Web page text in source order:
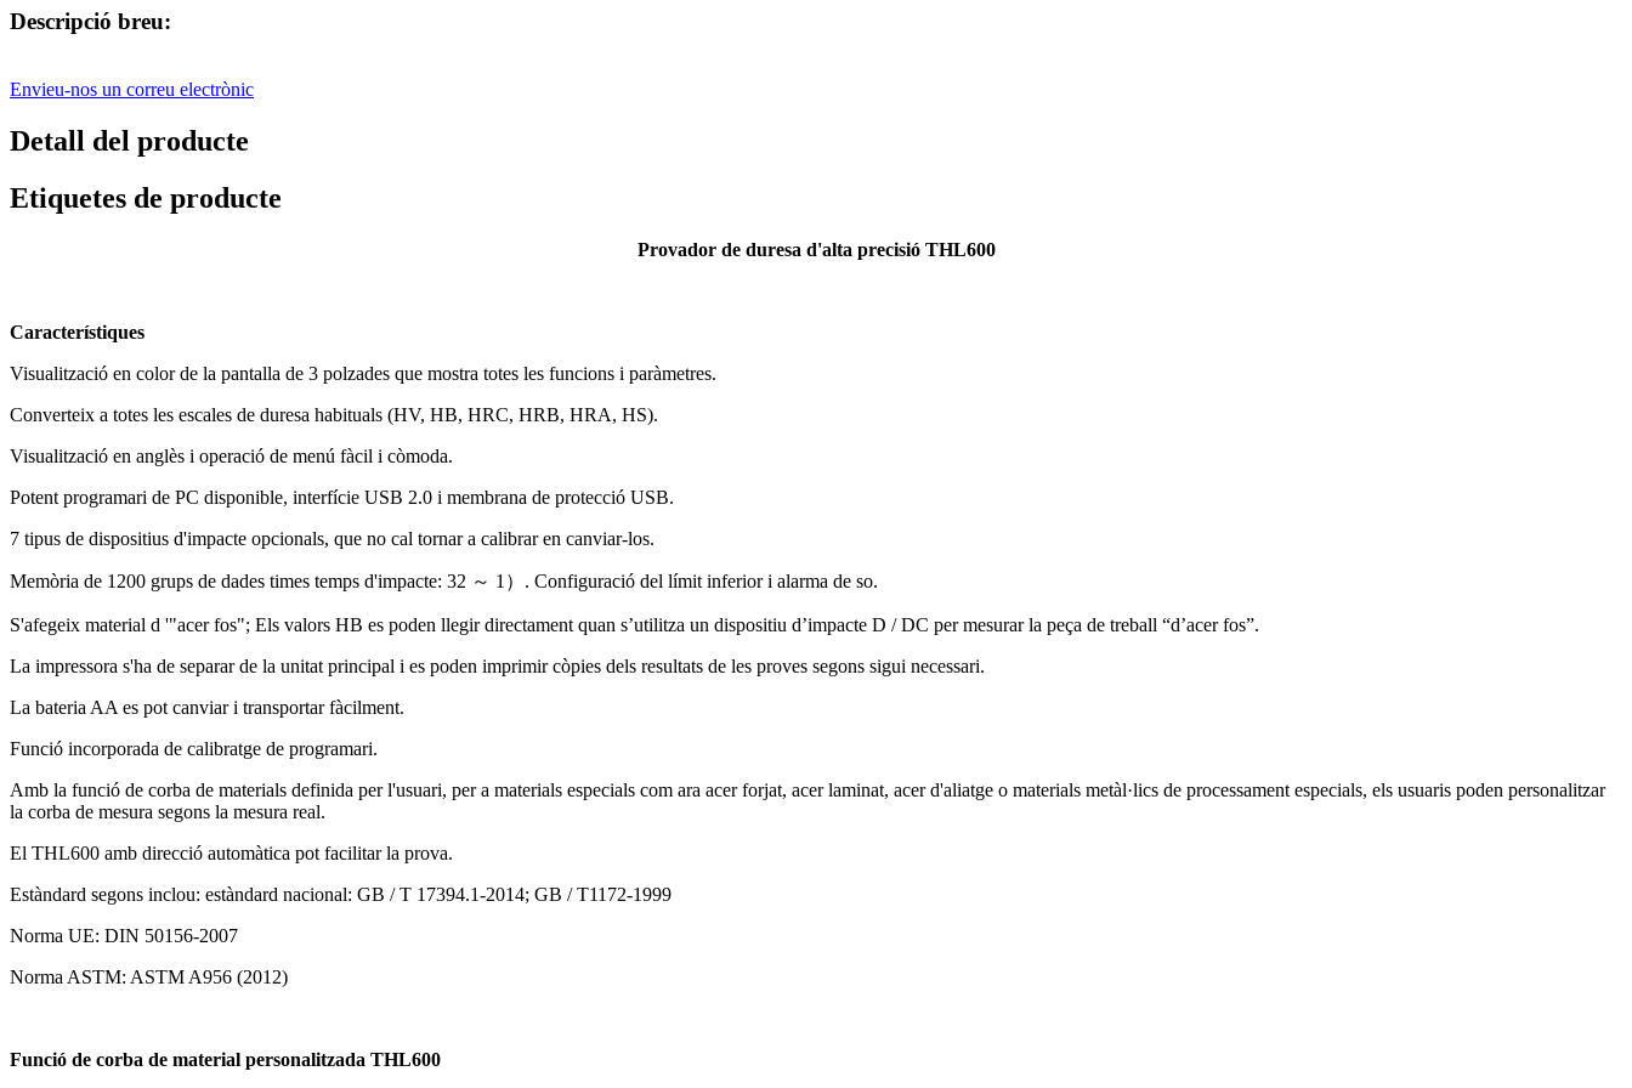
Descripció breu:
Envieu-nos un correu electrònic
Detall del producte
Etiquetes de producte
Provador de duresa d'alta precisió THL600
Característiques
Visualització en color de la pantalla de 3 polzades que mostra totes les funcions i paràmetres.
Converteix a totes les escales de duresa habituals (HV, HB, HRC, HRB, HRA, HS).
Visualització en anglès i operació de menú fàcil i còmoda.
Potent programari de PC disponible, interfície USB 2.0 i membrana de protecció USB.
7 tipus de dispositius d'impacte opcionals, que no cal tornar a calibrar en canviar-los.
Memòria de 1200 grups de dades times temps d'impacte: 32 ～ 1）. Configuració del límit inferior i alarma de so.
S'afegeix material d '"acer fos"; Els valors HB es poden llegir directament quan s’utilitza un dispositiu d’impacte D / DC per mesurar la peça de treball “d’acer fos”.
La impressora s'ha de separar de la unitat principal i es poden imprimir còpies dels resultats de les proves segons sigui necessari.
La bateria AA es pot canviar i transportar fàcilment.
Funció incorporada de calibratge de programari.
Amb la funció de corba de materials definida per l'usuari, per a materials especials com ara acer forjat, acer laminat, acer d'aliatge o materials metàl·lics de processament especials, els usuaris poden personalitzar
la corba de mesura segons la mesura real.
El THL600 amb direcció automàtica pot facilitar la prova.
Estàndard segons inclou: estàndard nacional: GB / T 17394.1-2014; GB / T1172-1999
Norma UE: DIN 50156-2007
Norma ASTM: ASTM A956 (2012)
Funció de corba de material personalitzada THL600